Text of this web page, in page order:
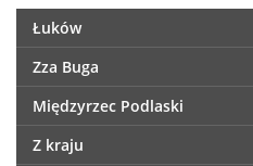
Łuków
Zza Buga
Międzyrzec Podlaski
Z kraju